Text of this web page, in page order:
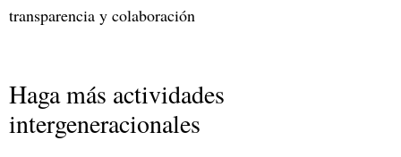
transparencia y colaboración
Haga más actividades
intergeneracionales